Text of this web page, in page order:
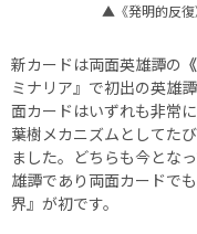
▲《発明的反復
新カードは両面英雄譚の
ミナリア』で初出の英雄
面カードはいずれも非常
葉樹メカニズムとしてた
ました。どちらも今とな
雄譚であり両面カードで
界』が初です。